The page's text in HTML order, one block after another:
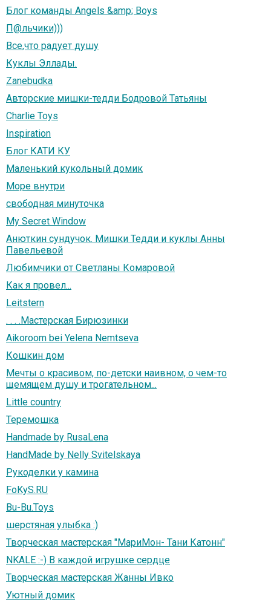
Блог команды Angels &amp; Boys
П@льчики)))
Все,что радует душу
Куклы Эллады.
Zanebudka
Авторские мишки-тедди Бодровой Татьяны
Charlie Toys
Inspiration
Блог КАТИ КУ
Маленький кукольный домик
Море внутри
свободная минуточка
My Secret Window
Анюткин сундучок. Мишки Тедди и куклы Анны
Павельевой
Любимчики от Светланы Комаровой
Как я провел...
Leitstern
. . . .Мастерская Бирюзинки
Aikoroom bei Yelena Nemtseva
Кошкин дом
Мечты о красивом, по-детски наивном, о чем-то
щемящем душу и трогательном...
Little country
Теремошка
Handmade by RusaLena
HandMade by Nelly Svitelskaya
Рукоделки у камина
FoKyS.RU
Bu-Bu.Toys
шерстяная улыбка :)
Творческая мастерская "МариМон- Тани Катонн"
NKALE :-) В каждой игрушке сердце
Творческая мастерская Жанны Ивко
Уютный домик